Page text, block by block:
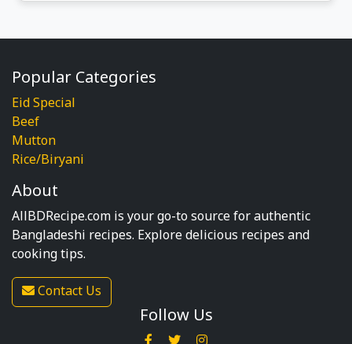
Popular Categories
Eid Special
Beef
Mutton
Rice/Biryani
About
AllBDRecipe.com is your go-to source for authentic
Bangladeshi recipes. Explore delicious recipes and
cooking tips.
Contact Us
Follow Us